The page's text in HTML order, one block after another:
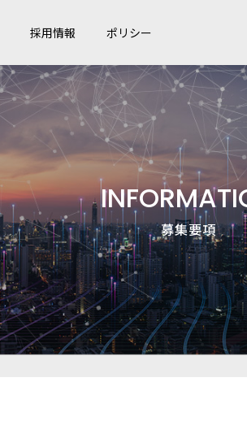
採用情報 ポリシー
募集要項